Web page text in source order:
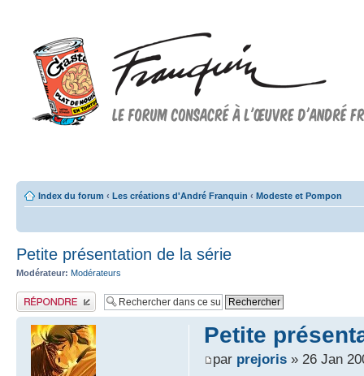
Index du forum ‹ Les créations d'André Franquin ‹ Modeste et Pompon
Petite présentation de la série
Modérateur: Modérateurs
Publier une réponse
Petite
par prejoris» 26 Jan